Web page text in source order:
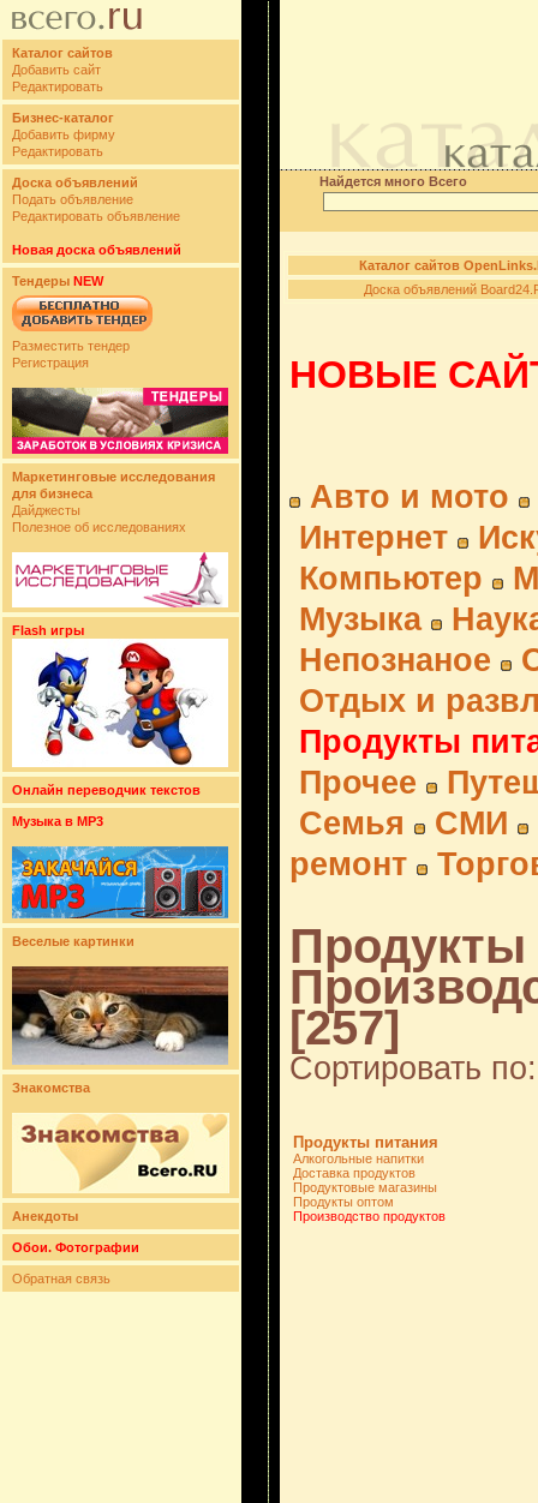
Каталог сайтов
Добавить сайт
Редактировать
Бизнес-каталог
Добавить фирму
Редактировать
Доска объявлений
Подать объявление
Редактировать объявление
Новая доска объявлений
Тендеры NEW
Разместить тендер
Регистрация
Маркетинговые исследования
для бизнеса
Дайджесты
Полезное об исследованиях
Flash игры
Онлайн переводчик текстов
Музыка в MP3
Веселые картинки
Знакомства
Анекдоты
Обои. Фотографии
Обратная связь
Найдется много Всего
Каталог сайтов
Доска объявлений
НОВЫЕ
Авто и мото
Интернет
Компьютер
Музыка
Непознаное
Отдых и
Продукты
Прочее
Семья
СМИ
ремонт
Продукты
[257]
Сортировать
Продукты питания
Алкогольные напитки
Доставка продуктов
Продуктовые магазины
Продукты оптом
Производство продуктов